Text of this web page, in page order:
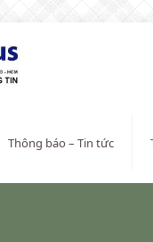
Thông báo – Tin tức